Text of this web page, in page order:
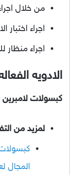
من خلال
اجراء اختبار
اجراء منظار
الادويه
كبسولات لامبرين Lamprene
لمزيد من
المجال